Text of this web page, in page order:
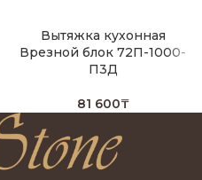
Вытяжка кухонная
Врезной блок 72П-1000-
П3Д
81 600₸